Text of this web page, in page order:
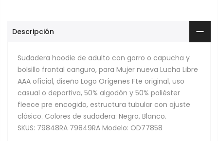
Descripción
Sudadera hoodie de adulto con gorro o capucha y
bolsillo frontal canguro, para Mujer nueva Lucha Libre
AAA oficial, diseño Logo Orígenes Fte original, uso
casual o deportiva, 50% algodón y 50% poliéster
fleece pre encogido, estructura tubular con ajuste
clásico. Colores de sudadera: Negro, Blanco.
SKUS: 79848RA 79849RA Modelo: OD77858